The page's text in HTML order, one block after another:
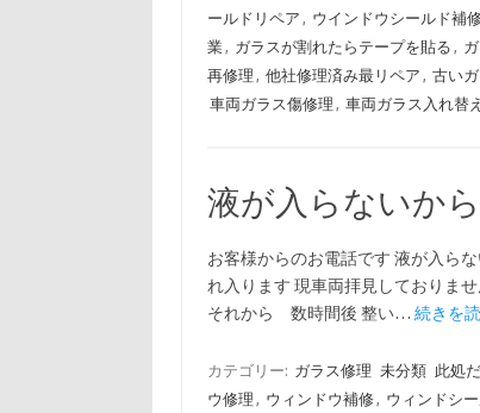
ールドリペア , ウインドウシールド補
業, ガラスが割れたらテープを貼る ,
再修理 , 他社修理済み最リペア , 古い
車両ガラス傷修理 , 車両ガラス入れ替
液が入らないか
お客様からのお電話です 液が入ら
れ入ります 現車両拝見しておりま
それから 数時間後 整い… 続きを
カテゴリー: ガラス修理 未分類 此処
ウ修理 , ウィンドウ補修, ウィンドシ